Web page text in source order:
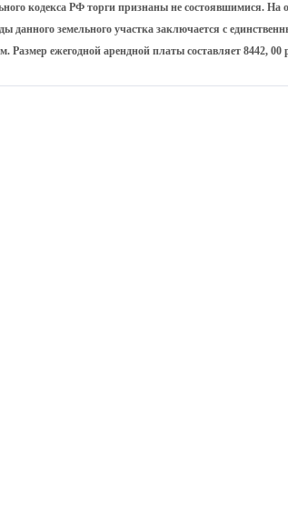
кодекса РФ торги признаны не состоявшимися. На
данного земельного участка заключается с
ежегодной арендной платы составляет 8442, 00